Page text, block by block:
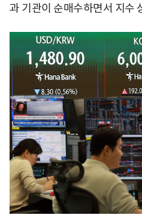
과 기관이 순매수하면서 지수